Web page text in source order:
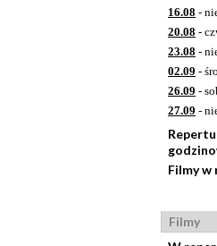
16.08 -
20.08 -
23.08 -
02.09 -
26.09 -
27.09 -
Filmy
Filmy